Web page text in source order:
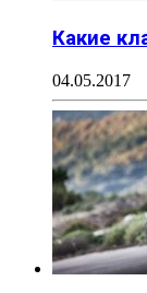
Какие
04.05.2017